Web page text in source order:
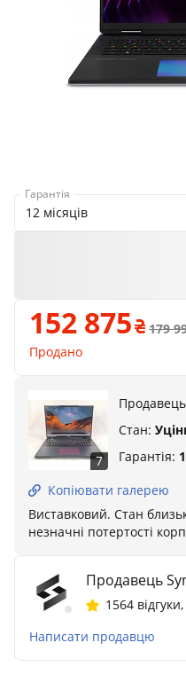
Гарантія
12 місяців
152 875
179
Продано
7
Стан:
Гарантія:
Копіювати галерею
Виставковий. Стан
незначні потертості
Продавець
1564 відгуки,
Написати продавцю